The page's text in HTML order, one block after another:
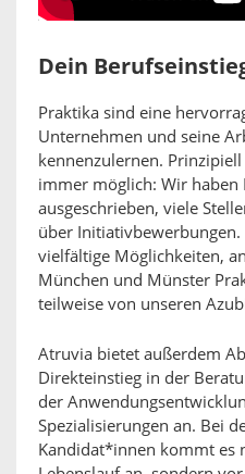
Dein
Praktika sind eine
Unternehmen und seine
kennenzulernen.
immer möglich: Wir haben
ausgeschrieben, viele
über
vielfältige Möglichkeiten,
München und Münster
teilweise von unseren
Atruvia bietet außerdem
Direkteinstieg in der
der
Spezialisierungen an. Bei
Kandidat*innen kommt es